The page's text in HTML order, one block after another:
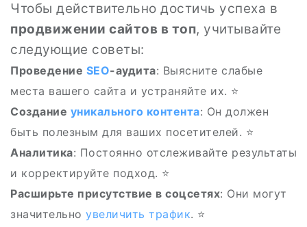
Чтобы действительно достичь успеха в
продвижении сайтов в топ, учитывайте
следующие советы:
Проведение SEO-аудита: Выясните слабые
места вашего сайта и устраняйте их. ⭐
Создание уникального контента: Он должен
быть полезным для ваших посетителей. ⭐
Аналитика: Постоянно отслеживайте результаты
и корректируйте подход. ⭐
Расширьте присутствие в соцсетях: Они могут
значительно увеличить трафик. ⭐